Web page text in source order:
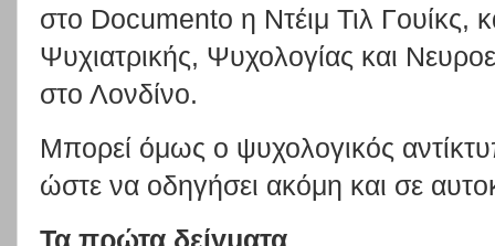
στο Documento η Ντέιμ Τιλ Γουίκς,
Ψυχιατρικής, Ψυχολογίας και
στο Λονδίνο.
Μπορεί όμως ο ψυχολογικός
ώστε να οδηγήσει ακόμη και σε